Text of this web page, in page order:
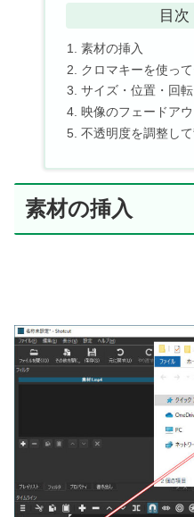
目次
素材の挿入
クロマキーを使っ
サイズ・位置・回
映像のフェードアウ
不透明度を調整し
素材の挿入